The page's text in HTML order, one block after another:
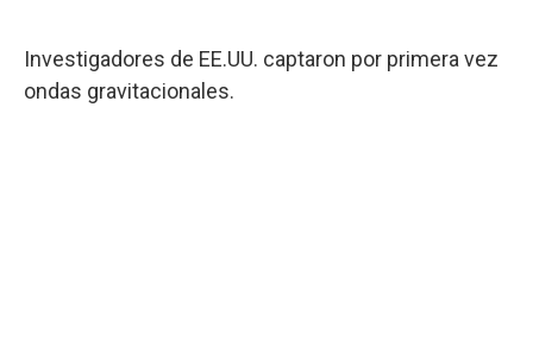
Investigadores de EE.UU. captaron por primera vez
ondas gravitacionales.